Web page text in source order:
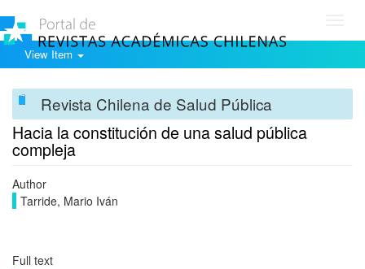
View Item
Revista Chilena de Salud Pública
Hacia la constitución de una salud pública
compleja
Author
Tarride, Mario Iván
Full text